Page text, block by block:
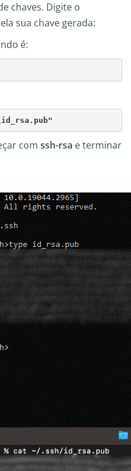
chaves. Digite o
sua chave gerada:
é:
com ssh-rsa e terminar